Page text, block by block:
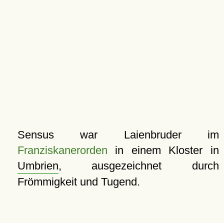
Sensus war Laienbruder im
Franziskanerorden in einem Kloster in
Umbrien, ausgezeichnet durch
Frömmigkeit und Tugend.